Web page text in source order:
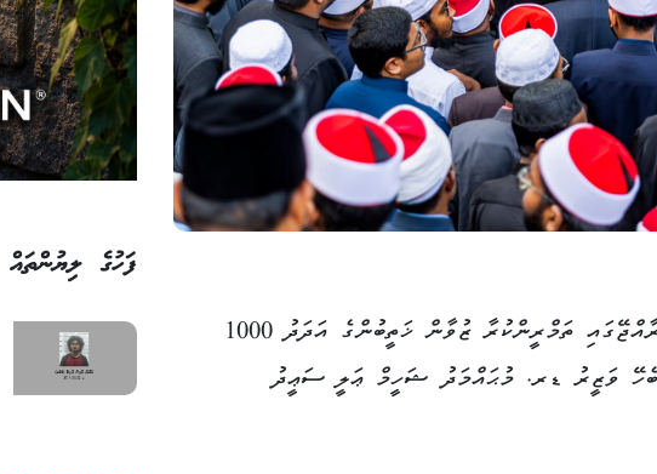
ކުރިއަށް އޮތް ސެޕްޓެމްބަރު މަހުގެ ކުރިން ރާއްޖޭގައި ތަމްރީންކުރާ ޒުވާން ޚަތީބުންގެ އަދަދު 1000
ވަޒީރު ޑރ. މުޙައްމަދު ޝަހީމް ޢަލީ ސަޢީދު
ފަހުގެ ލިޔުންތައް